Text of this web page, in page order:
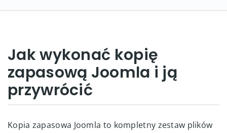
Jak wykonać kopię
zapasową Joomla i ją
przywrócić
Kopia zapasowa Joomla to kompletny zestaw plików